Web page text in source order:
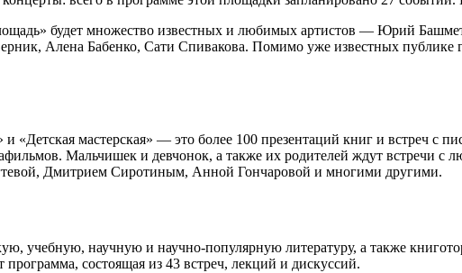
будет множество известных и любимых артистов — Юрий
Алена Бабенко, Сати Спивакова. Помимо уже известных публике
«Детская мастерская» — это более 100 презентаций книг и встреч с
Мальчишек и девчонок, а также их родителей ждут встречи
Дмитрием Сиротиным, Анной Гончаровой и многими другими.
учебную, научную и научно-популярную литературу, а также
состоящая из 43 встреч, лекций и дискуссий.